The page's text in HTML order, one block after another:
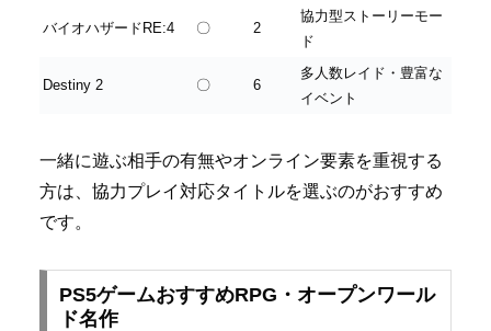
バイオハザードRE:4 〇 2
協力型ストーリーモー
ド
Destiny 2 〇 6
多人数レイド・豊富な
イベント
一緒に遊ぶ相手の有無やオンライン要素を重視する
方は、協力プレイ対応タイトルを選ぶのがおすすめ
です。
PS5ゲームおすすめRPG・オープンワール
ド名作